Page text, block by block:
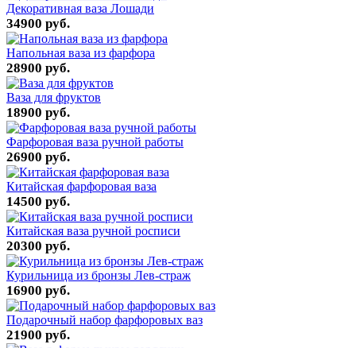
Декоративная ваза Лошади
34900 руб.
Напольная ваза из фарфора
28900 руб.
Ваза для фруктов
18900 руб.
Фарфоровая ваза ручной работы
26900 руб.
Китайская фарфоровая ваза
14500 руб.
Китайская ваза ручной росписи
20300 руб.
Курильница из бронзы Лев-страж
16900 руб.
Подарочный набор фарфоровых ваз
21900 руб.